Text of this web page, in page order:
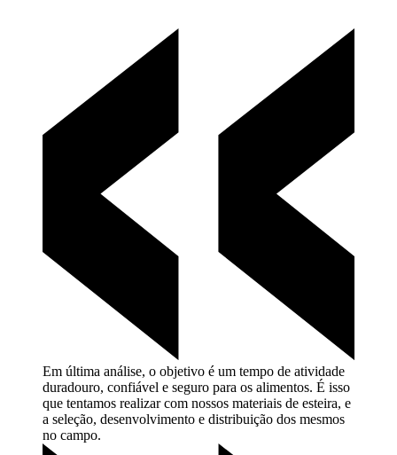
Em última análise, o objetivo é um tempo de atividade
duradouro, confiável e seguro para os alimentos. É isso
que tentamos realizar com nossos materiais de esteira, e
a seleção, desenvolvimento e distribuição dos mesmos
no campo.